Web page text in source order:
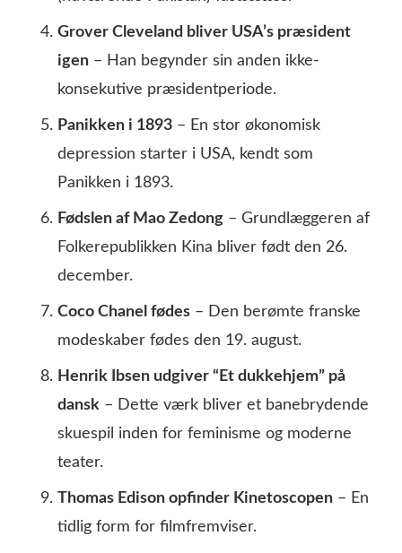
Grover Cleveland bliver USA’s præsident
igen – Han begynder sin anden ikke-
konsekutive præsidentperiode.
Panikken i 1893 – En stor økonomisk
depression starter i USA, kendt som
Panikken i 1893.
Fødslen af Mao Zedong – Grundlæggeren af
Folkerepublikken Kina bliver født den 26.
december.
Coco Chanel fødes – Den berømte franske
modeskaber fødes den 19. august.
Henrik Ibsen udgiver “Et dukkehjem” på
dansk – Dette værk bliver et banebrydende
skuespil inden for feminisme og moderne
teater.
Thomas Edison opfinder Kinetoscopen – En
tidlig form for filmfremviser.